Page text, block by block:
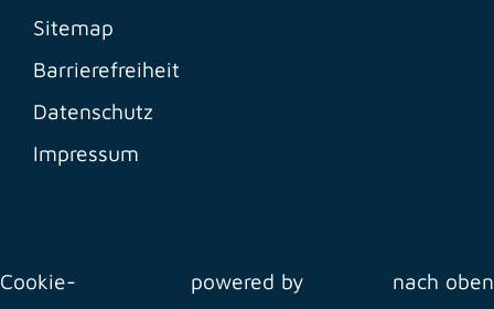
Sitemap
Barrierefreiheit
Datenschutz
Impressum
Cookie-
powered by
nach oben